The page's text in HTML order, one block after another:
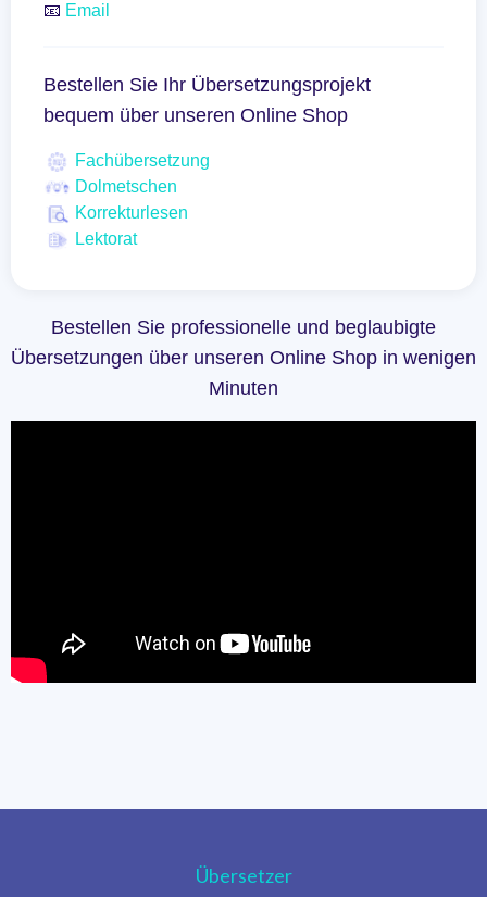
📧 Email
Bestellen Sie Ihr Übersetzungsprojekt
bequem über unseren Online Shop
Fachübersetzung
Dolmetschen
Korrekturlesen
Lektorat
Bestellen Sie professionelle und beglaubigte
Übersetzungen über unseren Online Shop in wenigen
Minuten
Übersetzer